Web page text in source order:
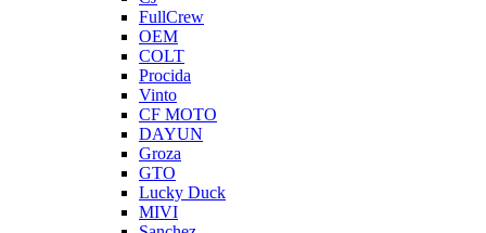
FullCrew
OEM
COLT
Procida
Vinto
CF MOTO
DAYUN
Groza
GTO
Lucky Duck
MIVI